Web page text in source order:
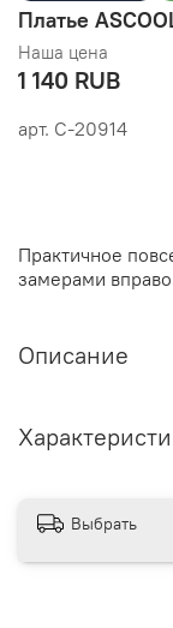
арт. С-20914
Платье
Наша цена
1 140 RUB
Практичное
замерами
Описание
Выбрать